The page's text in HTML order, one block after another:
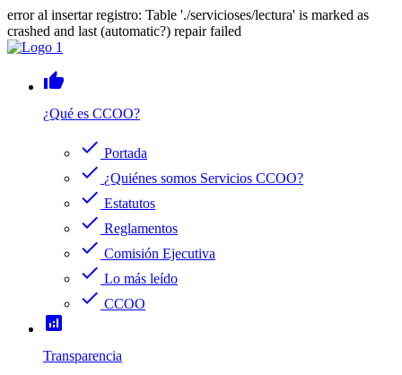
error al insertar registro: Table './servicioses/lectura' is marked as
crashed and last (automatic?) repair failed
thumb_up
¿Qué es CCOO?
check Portada
check ¿Quiénes somos Servicios CCOO?
check Estatutos
check Reglamentos
check Comisión Ejecutiva
check Lo más leído
check CCOO
analytics
Transparencia